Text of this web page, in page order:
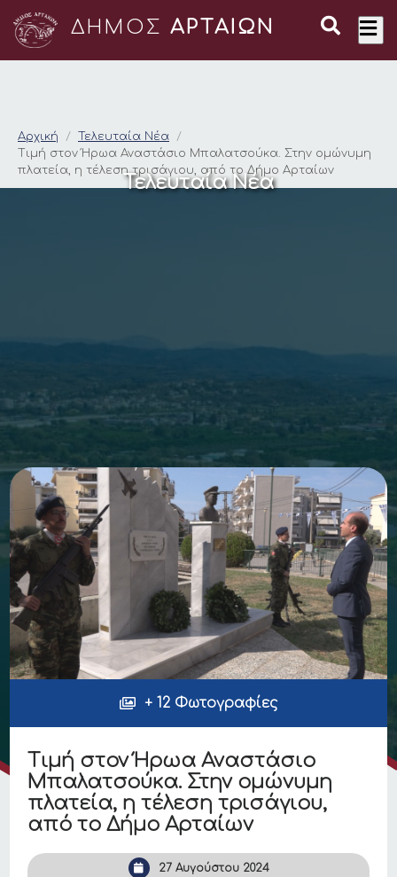
ΔΗΜΟΣ ΑΡΤΑΙΩΝ
Τιμή στον Ήρωα
Αρχική
Τελευταία Νέα
Τιμή στον Ήρωα Αναστάσιο Μπαλατσούκα. Στην ομώνυμη
πλατεία, η τέλεση τρισάγιου, από το Δήμο Αρταίων
Τελευταία Νέα
+ 12 Φωτογραφίες
Τιμή στον Ήρωα Αναστάσιο
Μπαλατσούκα. Στην ομώνυμη
πλατεία, η τέλεση τρισάγιου,
από το Δήμο Αρταίων
27 Αυγούστου 2024